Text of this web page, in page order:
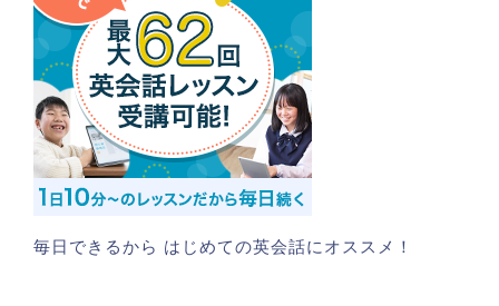
毎日できるから はじめての英会話にオススメ！
ホーム